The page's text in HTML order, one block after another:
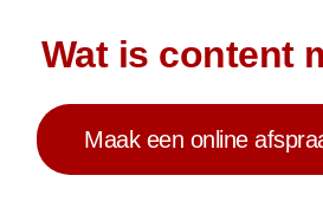
Wat is content
Maak een online